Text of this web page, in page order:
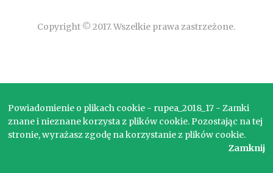
Copyright © 2017. Wszelkie prawa zastrzeżone.
Powiadomienie o plikach cookie - rupea_2018_17 - Zamki
znane i nieznane korzysta z plików cookie. Pozostając na tej
stronie, wyrażasz zgodę na korzystanie z plików cookie.
Zamknij